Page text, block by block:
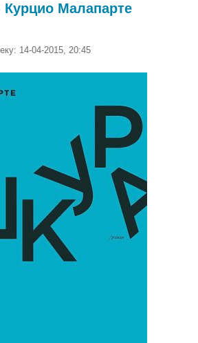
Курцио Малапарте
14-04-2015, 20:45